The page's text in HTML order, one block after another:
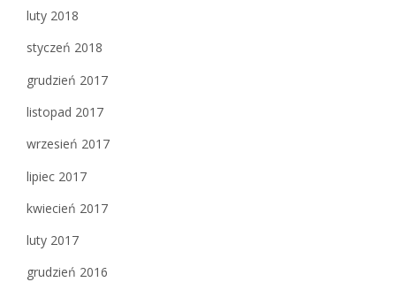
luty 2018
styczeń 2018
grudzień 2017
listopad 2017
wrzesień 2017
lipiec 2017
kwiecień 2017
luty 2017
grudzień 2016